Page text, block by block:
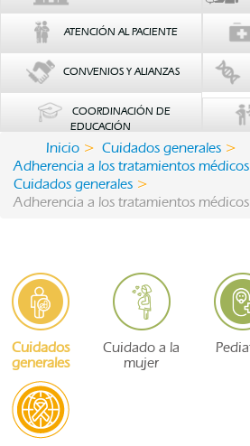
ATENCIÓN AL PACIENTE
CONVENIOS Y ALIANZAS
COORDINACIÓN DE
EDUCACIÓN
Inicio
Cuidados generales
Adherencia a los tratamientos médicos
Cuidados generales
Adherencia a los tratamientos médicos
Cuidados
generales
Cuidado a la
mujer